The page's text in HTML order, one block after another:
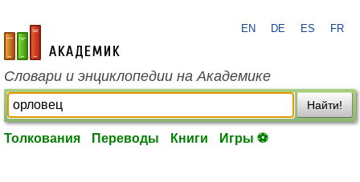
academic.ru
EN DE ES FR
Словари и энциклопедии на Академике
Найти!
Толкования Переводы Книги Игры ⚽